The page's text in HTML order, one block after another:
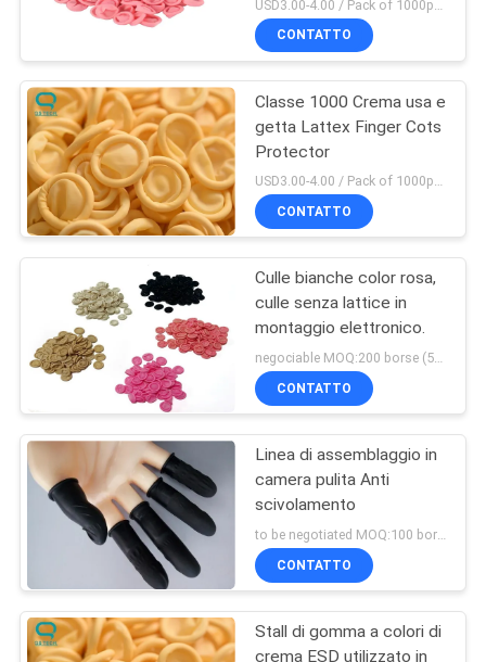
Scarpe del locale
senza polvere di
ESD
Anti abbigliamento
statico degli abiti da
lavoro
Anti tessuto statico
27
CONTATTO
Classe 1000 Crema usa e
getta Lattex Finger Cots
Protector
USD3.00-4.00 / Pack of 1000pcs MOQ:100 borse
CONTATTO
Culle bianche color rosa,
culle senza lattice in
montaggio elettronico.
negociable MOQ:200 borse (500g/bag)
CONTATTO
Linea di assemblaggio in
camera pulita Anti
scivolamento
CONTATTO
Stall di gomma a colori di
crema ESD utilizzato in